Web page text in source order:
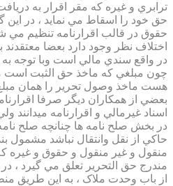
ترابري و غيره كه مقر اقرار به
حق خود را اسقاط مي نمايد ، در اين
حقوق در قالب اقرارنامه تنظيم مي
اختلاف نظر وجود دارد بعضا معتقدند
در واقع سندي مالي است وبا توجه به
چون مبلغي كه ماخذ حق الثبت است
هست ماخذ وصول تحرير را همان
بعضي از همكاران ديگر صرفا
اسناد غيرمالي و اقرارنامه
در بخش صلح نامه ها چنانچه صلح
حاكي از نقل وانتقال نباشد مشمول
منقول و غير منقول و حقوق و غيره
مندرج حق التحرير تعلق مي گيرد ، در
از باب وحدت ملاک ، به این طریق